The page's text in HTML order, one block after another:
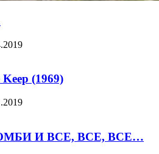
(1969)
И ВСЕ, ВСЕ, ВСЕ…